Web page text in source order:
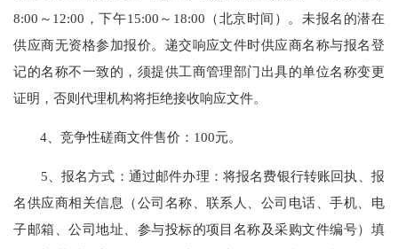
8:00～12:00，下午15:00～18:00（北京时间）。未报名的潜在
供应商无资格参加报价。递交响应文件时供应商名称与报名登
记的名称不一致的，须提供工商管理部门出具的单位名称变更
证明，否则代理机构将拒绝接收响应文件。
4、竞争性磋商文件售价：100元。
5、报名方式：通过邮件办理：将报名费银行转账回执、报
名供应商相关信息（公司名称、联系人、公司电话、手机、电
子邮箱、公司地址、参与投标的项目名称及采购文件编号）填